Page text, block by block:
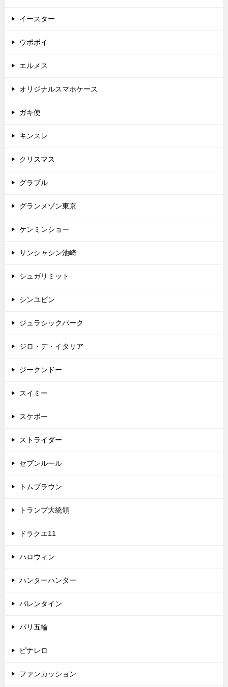
イースター
ウポポイ
エルメス
オリジナルスマホケース
ガキ使
キンスレ
クリスマス
グラブル
グランメゾン東京
ケンミンショー
サンシャシン池崎
シュガリミット
シンユビン
ジュラシックパーク
ジロ・デ・イタリア
ジークンドー
スイミー
スケボー
ストライダー
セブンルール
トムブラウン
トランプ大統領
ドラクエ11
ハロウィン
ハンターハンター
バレンタイン
パリ五輪
ピナレロ
ファンカッション